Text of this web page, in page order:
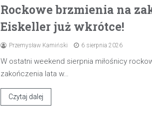
Rockowe brzmienia na
Eiskeller już wkrótce!
Przemysław Kamiński 6 sierpnia 2026
W ostatni weekend sierpnia miłośnicy
zakończenia lata w…
Czytaj dalej